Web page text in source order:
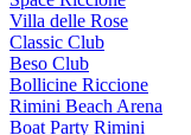
Villa delle Rose
Classic Club
Beso Club
Bollicine Riccione
Rimini Beach Arena
Boat Party Rimini